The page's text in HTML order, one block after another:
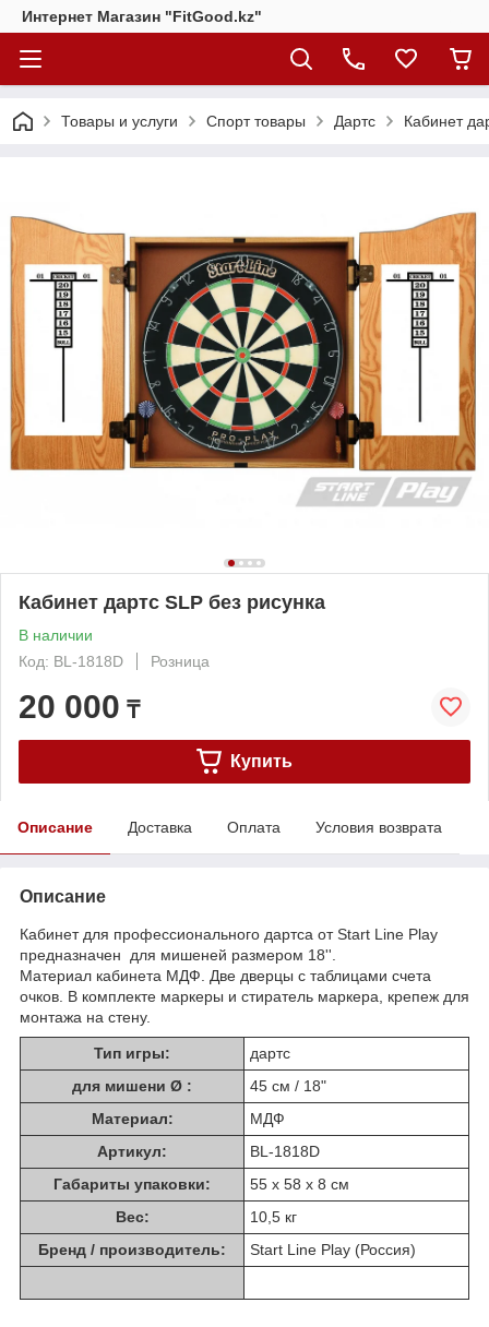
Интернет Магазин "FitGood.kz"
Товары и услуги Спорт товары Дартс Кабинет
Кабинет дартс SLP без рисунка
В наличии
Код: BL-1818D
Розница
20 000 ₸
Купить
Описание Доставка Оплата Условия возврата
Описание
Кабинет для профессионального дартса от Start Line Play
предназначен для мишеней размером 18''.
Материал кабинета МДФ. Две дверцы с таблицами счета
очков. В комплекте маркеры и стиратель маркера, крепеж для
монтажа на стену.
Тип игры:
дартс
для мишени Ø :
45 см / 18"
Материал:
МДФ
Артикул:
BL-1818D
Габариты упаковки:
55 x 58 x 8 см
Вес:
10,5 кг
Бренд / производитель:
Start Line Play (Россия)